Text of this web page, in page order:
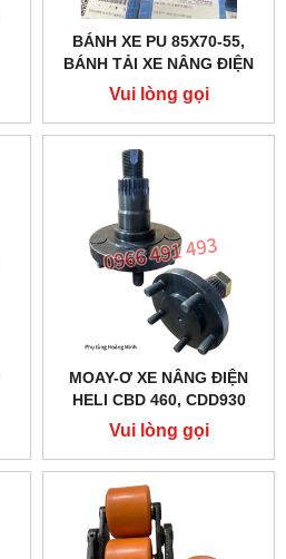
BÁNH XE PU 85X70-55,
BÁNH TẢI XE NÂNG ĐIỆN
HANGCHA CBD
Vui lòng gọi
MOAY-Ơ XE NÂNG ĐIỆN
HELI CBD 460, CDD930
Vui lòng gọi